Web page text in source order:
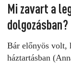
Mi zavart a
dolgozásban?
Bár előnyös volt,
háztartásban